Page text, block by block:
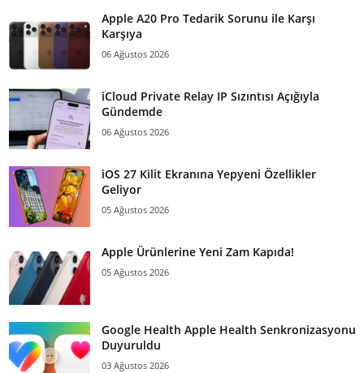
Apple A20 Pro Tedarik Sorunu ile Karşı
Karşıya
06 Ağustos 2026
iCloud Private Relay IP Sızıntısı Açığıyla
Gündemde
06 Ağustos 2026
iOS 27 Kilit Ekranına Yepyeni Özellikler
Geliyor
05 Ağustos 2026
Apple Ürünlerine Yeni Zam Kapıda!
05 Ağustos 2026
Google Health Apple Health Senkronizasyonu
Duyuruldu
03 Ağustos 2026